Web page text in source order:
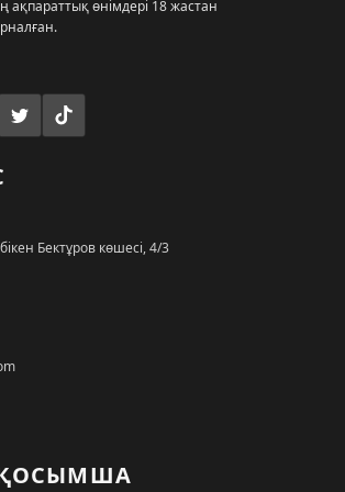
ақпараттық өнімдері 18 жастан
Бектұров көшесі, 4/3